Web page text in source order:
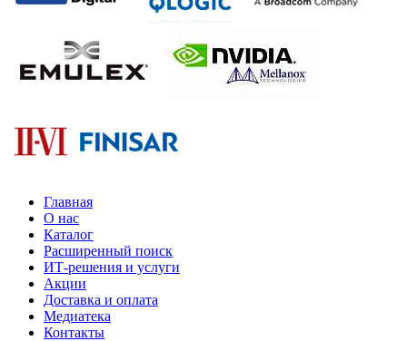
Главная
О нас
Каталог
Расширенный поиск
ИТ-решения и услуги
Акции
Доставка и оплата
Медиатека
Контакты